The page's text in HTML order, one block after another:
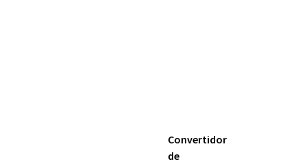
Convertidor
de